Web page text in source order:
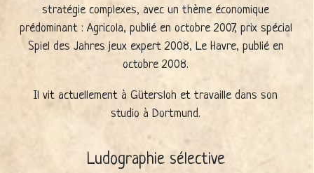
stratégie complexes, avec un thème économique
prédominant : Agricola, publié en octobre 2007, prix spécial
Spiel des Jahres jeux expert 2008, Le Havre, publié en
octobre 2008.
Il vit actuellement à Gütersloh et travaille dans son
studio à Dortmund.
Ludographie sélective